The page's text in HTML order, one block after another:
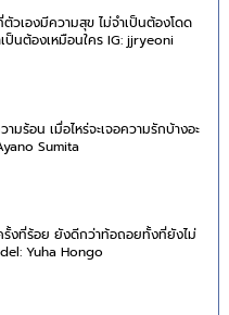
วเองมีความสุข ไม่จำเป็นต้องโดด
เป็นต้องเหมือนใคร IG: jjryeoni
ามร้อน เมื่อไหร่จะเจอความรักบ้างอะ
Sumita
รั้งที่ร้อย ยังดีกว่าท้อถอยทั้งที่ยังไม่
Yuha Hongo